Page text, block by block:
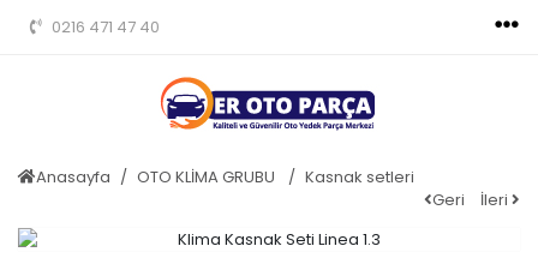
0216 471 47 40
Anasayfa OTO KLİMA GRUBU
Kasnak setleri
Geri
İleri